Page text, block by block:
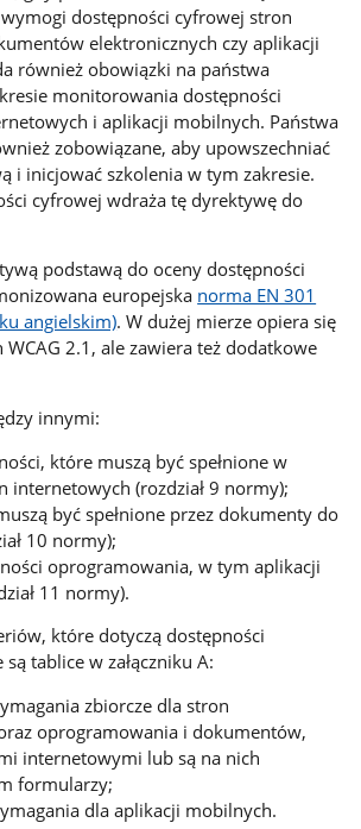
dostępności cyfrowej stron
elektronicznych czy aplikacji
również obowiązki na państwa
monitorowania dostępności
i aplikacji mobilnych. Państwa
zobowiązane, aby upowszechniać
i inicjować szkolenia w tym zakresie.
cyfrowej wdraża tę dyrektywę do
podstawą do oceny dostępności
europejska norma EN 301
angielskim). W dużej mierze opiera się
2.1, ale zawiera też dodatkowe
innymi:
które muszą być spełnione w
internetowych (rozdział 9 normy);
być spełnione przez dokumenty do
10 normy);
oprogramowania, w tym aplikacji
11 normy).
które dotyczą dostępności
tablice w załączniku A:
zbiorcze dla stron
oprogramowania i dokumentów,
internetowymi lub są na nich
formularzy;
dla aplikacji mobilnych.